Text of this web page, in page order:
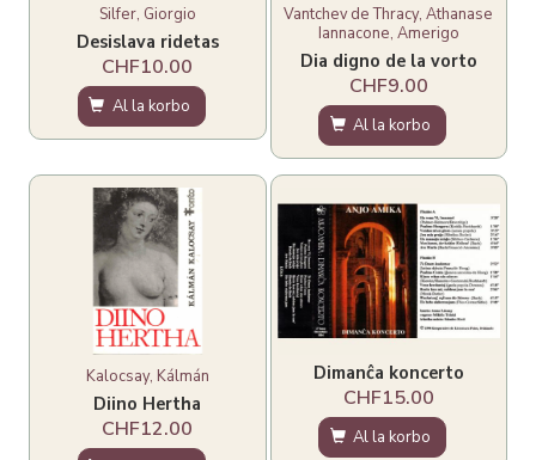
Silfer, Giorgio
Desislava ridetas
CHF10.00
Al la korbo
Vantchev de Thracy, Athanase
Iannacone, Amerigo
Dia digno de la vorto
CHF9.00
Al la korbo
Kalocsay, Kálmán
Diino Hertha
CHF12.00
Dimanĉa koncerto
CHF15.00
Al la korbo